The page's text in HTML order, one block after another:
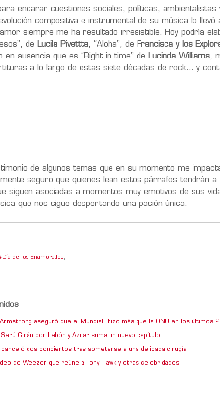
encarar cuestiones sociales, políticas, ambientalistas
compositiva e instrumental de su música lo llevó
siempre me ha resultado irresistible. Hoy podría
de Lucila Pivettta, “Aloha”, de Francisca y los
ausencia que es “Right in time” de Lucinda Williams,
a lo largo de estas siete décadas de rock… y
de algunos temas que en su momento me
seguro que quienes lean estos párrafos tendrán a
siguen asociadas a momentos muy emotivos de sus
que nos sigue despertando una pasión única.
Día de los Enamorados,
aseguró que el Mundial “hizo más que la ONU en los últimos
Serú Girán por Lebón y Aznar suma un nuevo capítulo
dos conciertos tras someterse a una delicada cirugía
de Weezer que reúne a Tony Hawk y otras celebridades